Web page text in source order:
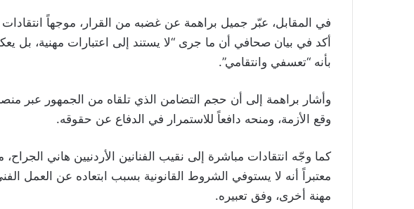
في المقابل، عبّر جميل براهمة عن غضبه من القرار، موجهاً انتقادات
أكد في بيان صحافي أن ما جرى “لا يستند إلى اعتبارات مهنية، بل
بأنه “تعسفي وانتقامي”.
وأشار براهمة إلى أن حجم التضامن الذي تلقاه من الجمهور عبر
وقع الأزمة، ومنحه دافعاً للاستمرار في الدفاع عن حقوقه.
كما وجّه انتقادات مباشرة إلى نقيب الفنانين الأردنيين هاني
معتبراً أنه لا يستوفي الشروط القانونية بسبب ابتعاده عن العمل
مهنة أخرى، وفق تعبيره.